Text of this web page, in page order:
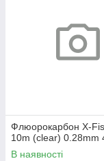
Флюорокарбон X-
10m (clear) 0.28mm
В наявності